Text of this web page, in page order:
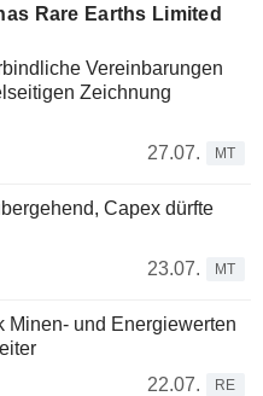
Rare Earths Limited
Vereinbarungen
Zeichnung
27.07.
MT
Capex dürfte
23.07.
MT
Minen- und Energiewerten
22.07.
RE